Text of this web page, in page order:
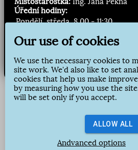
Úřední hodiny:
Pondělí, středa 8.00 - 11:30
Zasílání novinek:
Přihlásit odběr
Our use of cookies
We use the necessary cookies to
site work. We'd also like to set
cookies that help us make
by measuring how you use the
will be set only if you accept.
ALLOW ALL
Andvanced options